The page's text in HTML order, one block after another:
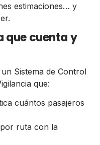
estimaciones… y
que cuenta y
Sistema de Control
que:
cuántos pasajeros
ruta con la